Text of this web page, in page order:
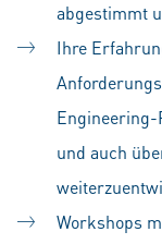
abgestimmt
Ihre
Engineering-
und auch
Workshops